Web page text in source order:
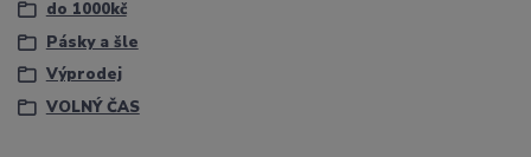
do 1000kč
Pásky a šle
Výprodej
VOLNÝ ČAS